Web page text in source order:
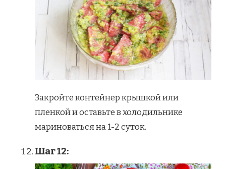
Закройте контейнер крышкой или
пленкой и оставьте в холодильнике
мариноваться на 1-2 суток.
Шаг 12: